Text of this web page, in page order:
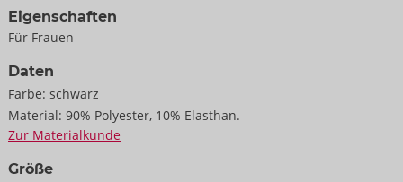
Eigenschaften
Für Frauen
Daten
Farbe: schwarz
Material: 90% Polyester, 10% Elasthan.
Zur Materialkunde
Größe